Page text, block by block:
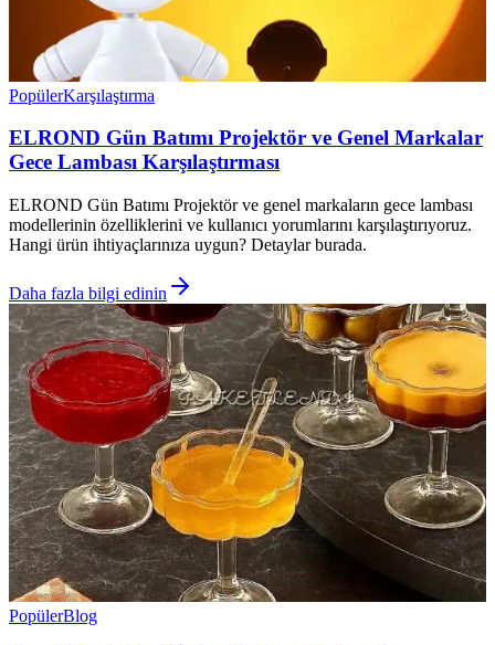
PopülerKarşılaştırma
ELROND Gün Batımı Projektör ve Genel Markalar
Gece Lambası Karşılaştırması
ELROND Gün Batımı Projektör ve genel markaların gece lambası
modellerinin özelliklerini ve kullanıcı yorumlarını karşılaştırıyoruz.
Hangi ürün ihtiyaçlarınıza uygun? Detaylar burada.
Daha fazla bilgi edinin
PopülerBlog